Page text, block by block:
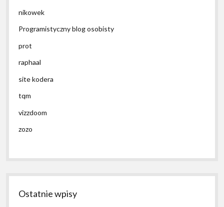
nikowek
Programistyczny blog osobisty
prot
raphaal
site kodera
tqm
vizzdoom
zozo
Ostatnie wpisy